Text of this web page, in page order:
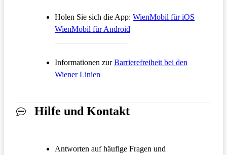
Holen Sie sich die App: WienMobil für iOS
WienMobil für Android
Informationen zurBarrierefreiheit bei den
Wiener Linien
Hilfe und Kontakt
Antworten auf häufige Fragen und